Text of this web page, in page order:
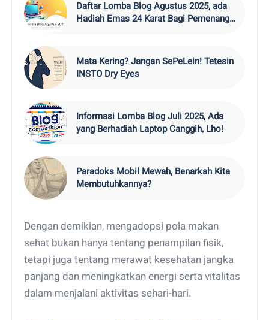
Daftar Lomba Blog Agustus 2025, ada
Hadiah Emas 24 Karat Bagi Pemenang,
Mata Kering? Jangan SePeLein! Tetesin
INSTO Dry Eyes
Informasi Lomba Blog Juli 2025, Ada
yang Berhadiah Laptop Canggih, Lho!
Paradoks Mobil Mewah, Benarkah Kita
Membutuhkannya?
Dengan demikian, mengadopsi pola makan
sehat bukan hanya tentang penampilan fisik,
tetapi juga tentang merawat kesehatan jangka
panjang dan meningkatkan energi serta vitalitas
dalam menjalani aktivitas sehari-hari.